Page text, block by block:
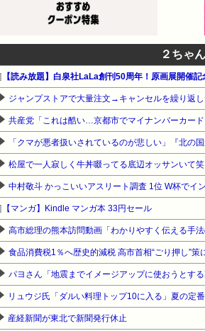
２ちゃ
【読み放題】白泉社LaLa創刊50周年！原画展開催
ジャンプストアで大量注文→キャンセルを繰り返
共産党「これは酷い…京都市でマイナンバーカー
松屋で一人寂しく牛丼啜ってる底辺オッサンいて
【マンガ】Kindle マンガ本 33円セール
高市総理の熊本訪問動画「わかりやすく伝える手
パヨさん「地震までイメージアップに使おうとす
産経新聞が東北で新聞発行休止